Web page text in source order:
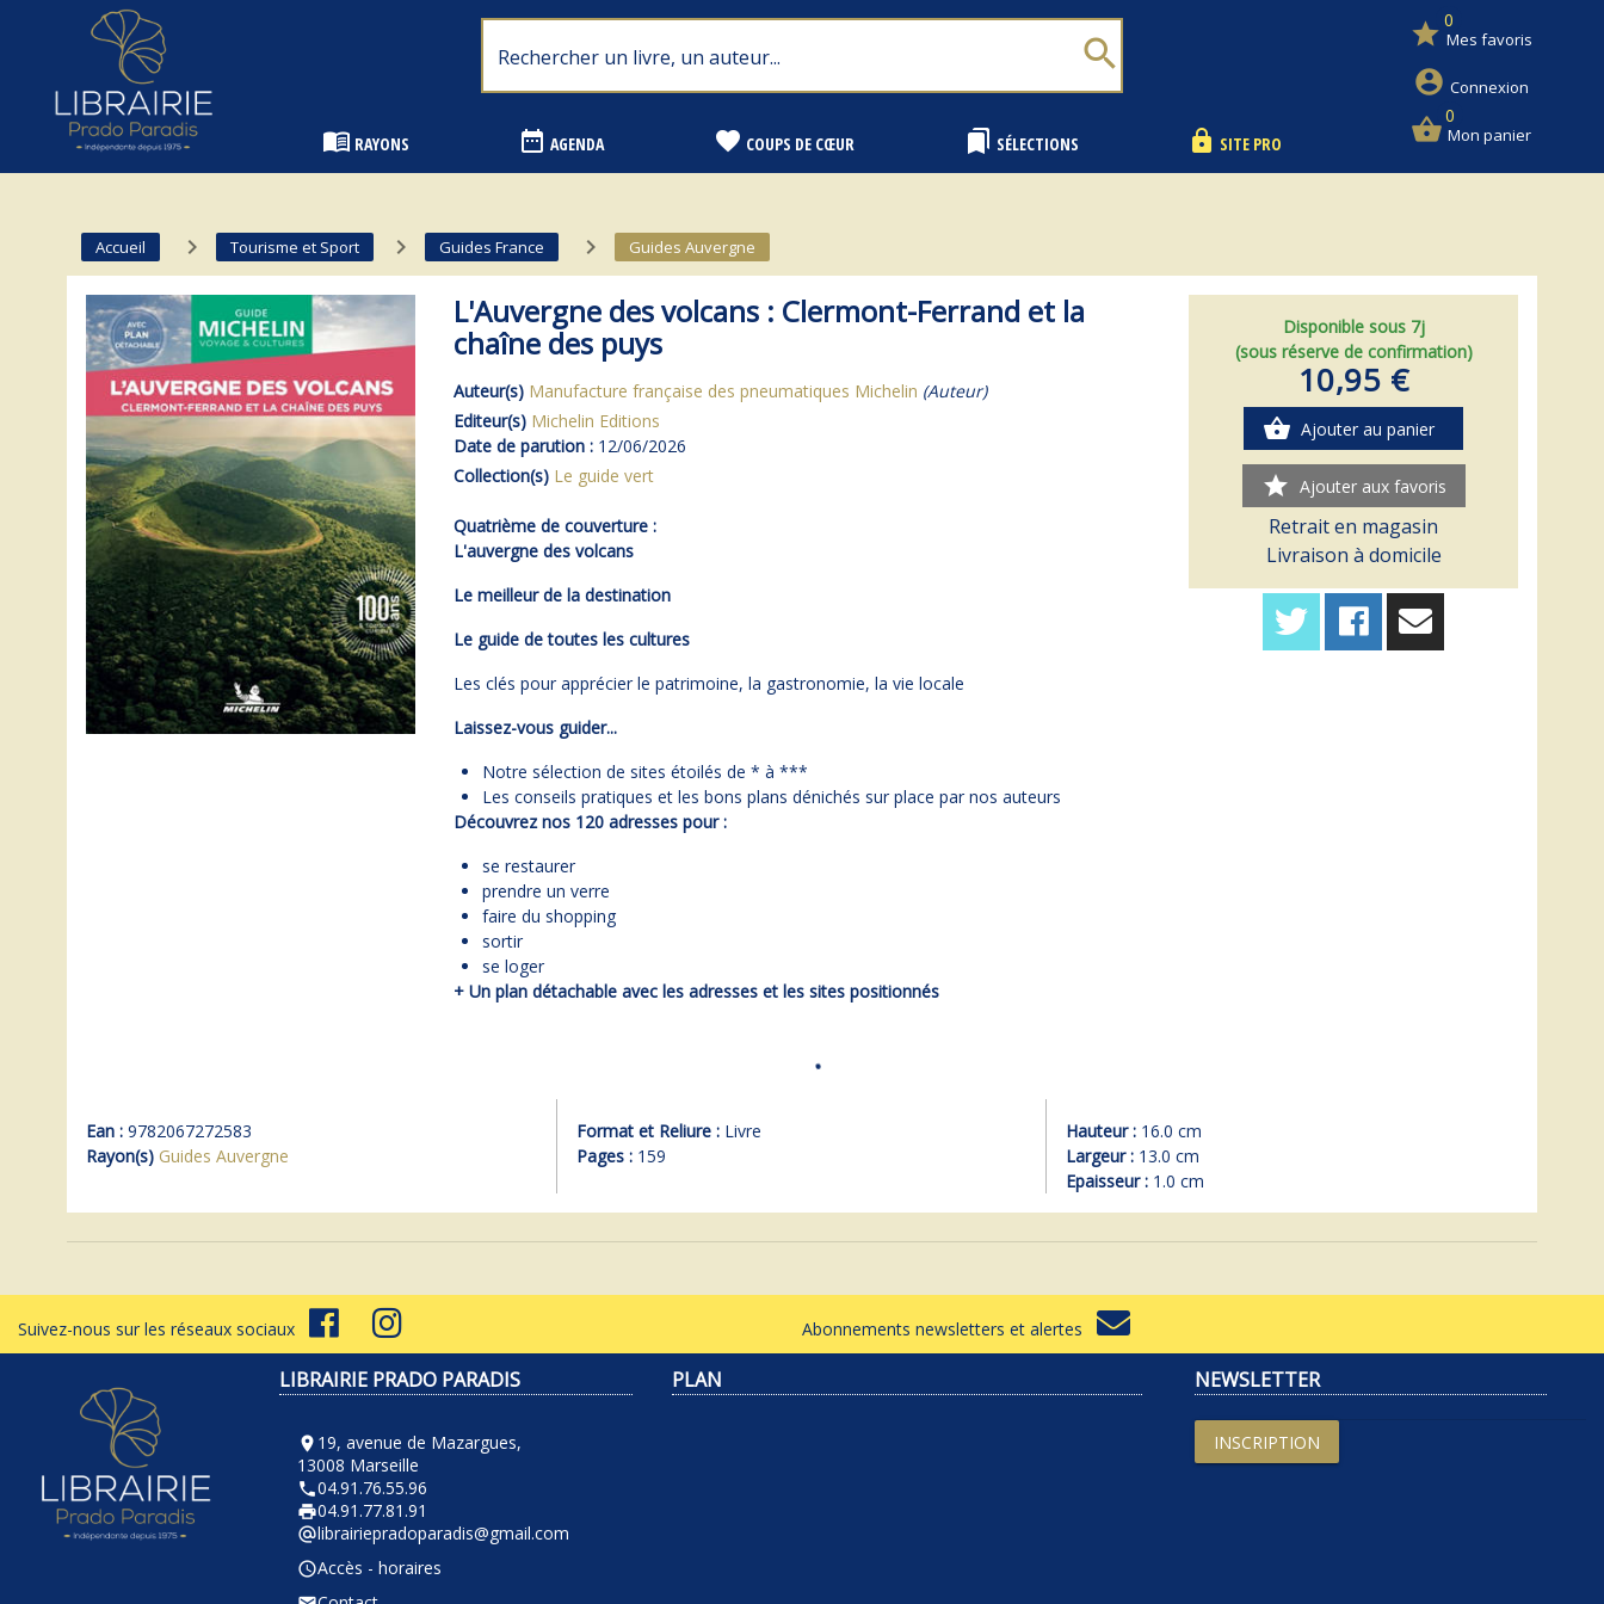
Librairie Prado Paradis - Marseille
search
menu_book RAYONS date_range AGENDA favorite COUPS DE CŒUR bookmarks SÉLECTIONS lock SITE PRO
star 0
Mes favoris
account_circle Connexion
shopping_basket0
Mon panier
Accueil navigate_next Tourisme et Sport navigate_next Guides France navigate_next Guides Auvergne
L'Auvergne des volcans : Clermont-Ferrand et la
chaîne des puys
Auteur(s) Manufacture française des pneumatiques Michelin (Auteur)
Editeur(s) Michelin Editions
Date de parution : 12/06/2026
Collection(s) Le guide vert
Quatrième de couverture :
L'auvergne des volcans
Le meilleur de la destination
Le guide de toutes les cultures
Les clés pour apprécier le patrimoine, la gastronomie, la vie locale
Laissez-vous guider...
Notre sélection de sites étoilés de * à ***
Les conseils pratiques et les bons plans dénichés sur place par nos auteurs
Découvrez nos 120 adresses pour :
se restaurer
prendre un verre
faire du shopping
sortir
se loger
+ Un plan détachable avec les adresses et les sites positionnés
Disponible sous 7j
(sous réserve de confirmation)
10,95 €
shopping_basket Ajouter au panier
star Ajouter aux favoris
Retrait en magasin
Livraison à domicile
Ean : 9782067272583
Rayon(s) Guides Auvergne
Format et Reliure : Livre
Pages :159
Hauteur : 16.0 cm
Largeur : 13.0 cm
Epaisseur : 1.0 cm
Suivez-nous sur les réseaux sociaux Abonnements newsletters et alertes
LIBRAIRIE PRADO PARADIS
room 19, avenue de Mazargues,
13008 Marseille
phone04.91.76.55.96
local_printshop04.91.77.81.91
alternate_emaillibrairiepradoparadis@gmail.com
query_builderAccès - horaires
PLAN NEWSLETTER
INSCRIPTION